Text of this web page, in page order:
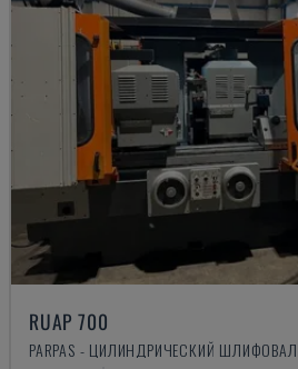
RUAP 700
PARPAS - ЦИЛИНДРИЧЕСКИЙ